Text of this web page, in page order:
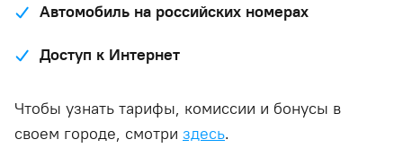
Автомобиль на российских номерах
Доступ к Интернет
Чтобы узнать тарифы, комиссии и бонусы в
своем городе, смотри здесь.